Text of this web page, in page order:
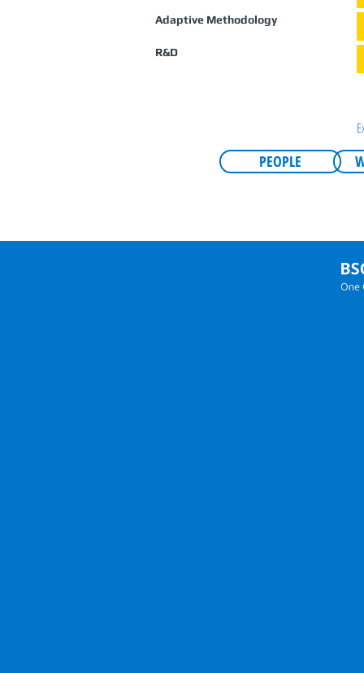
Adaptive Methodology
R&D
PEOPLE